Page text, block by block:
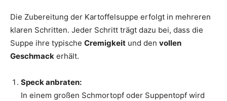
Die Zubereitung der Kartoffelsuppe erfolgt in mehreren
klaren Schritten. Jeder Schritt trägt dazu bei, dass die
Suppe ihre typische Cremigkeit und den vollen
Geschmack erhält.
Speck anbraten:
In einem großen Schmortopf oder Suppentopf wird